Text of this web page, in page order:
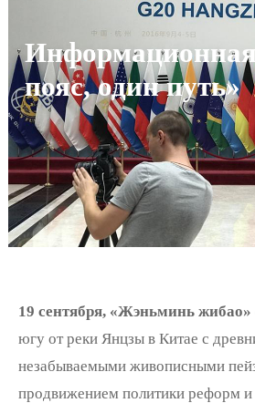
Информационная
пояс, один путь»
19 сентября, «Жэньминь
югу от реки Янцзы в Китае с
незабываемыми живописными
продвижением политики реформ и